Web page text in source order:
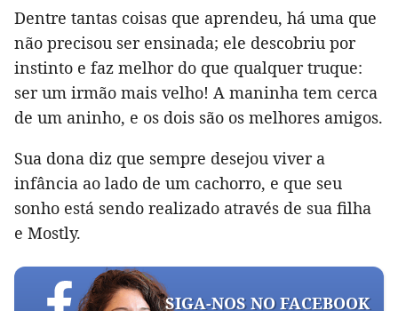
Dentre tantas coisas que aprendeu, há uma que
não precisou ser ensinada; ele descobriu por
instinto e faz melhor do que qualquer truque:
ser um irmão mais velho! A maninha tem cerca
de um aninho, e os dois são os melhores amigos.
Sua dona diz que sempre desejou viver a
infância ao lado de um cachorro, e que seu
sonho está sendo realizado através de sua filha
e Mostly.
SIGA-NOS NO FACEBOOK